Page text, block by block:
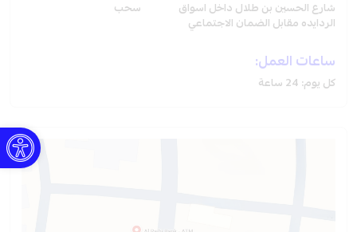
Open toolbar
شارع الحسين بن طلال داخل اسواق
الردايده مقابل الضمان الاجتماعي
سحب
ساعات العمل:
كل يوم: 24 ساعة